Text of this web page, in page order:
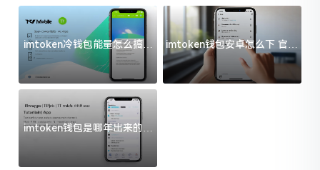
imtoken冷钱包能量怎么搞？
过来人告诉你门道
imtoken钱包安卓怎么下 官方
渠道避坑指南
imtoken钱包是哪年出来的？
一文给你说清楚